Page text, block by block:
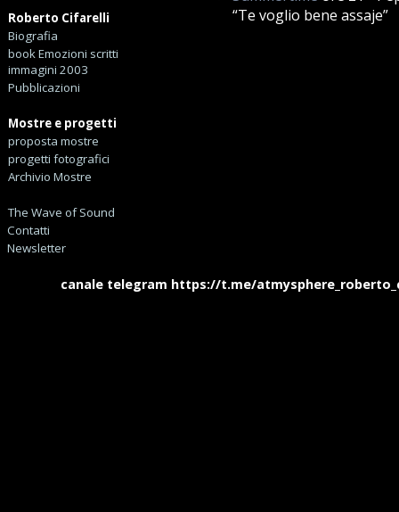
Roberto Cifarelli
Biografia
book Emozioni scritti
immagini 2003
Pubblicazioni
Mostre e progetti
proposta mostre
progetti fotografici
Archivio Mostre
The Wave of Sound
Contatti
Newsletter
“Te voglio bene assaje”
canale telegram https://t.me/